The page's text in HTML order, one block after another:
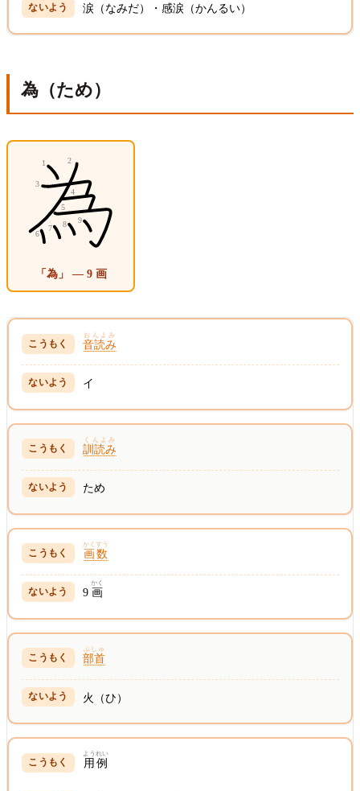
涙（なみだ）・感涙（かんるい）
為（ため）
「為」 — 9 画
音読み
おんよみ
イ
訓読み
くんよみ
ため
画数
かくすう
9 画
かく
部首
ぶしゅ
火（ひ）
用例
ようれい